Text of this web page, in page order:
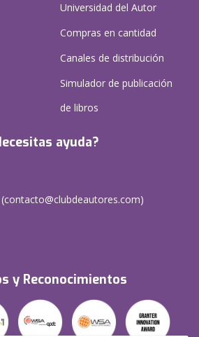
Universidad del Autor
Compras en cantidad
Canales de distribución
Simulador de publicación
de libros
ayuda?
contacto@clubdeautores.com)
y Reconocimientos